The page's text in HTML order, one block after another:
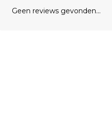
Geen reviews gevonden...